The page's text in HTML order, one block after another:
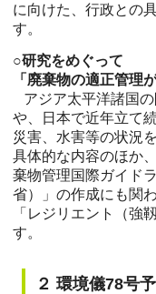
に向けた、行政との
す。
○研究をめぐって
「廃棄物の適正管理
アジア太平洋諸国
や、日本で近年立て
災害、水害等の状況
具体的な内容のほか
棄物管理国際ガイド
省）」の作成にも関
「レジリエント（強
す。
２ 環境儀78号